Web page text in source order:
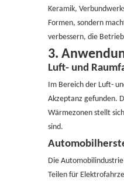
Keramik,
Formen, sondern
verbessern, die
3.
Luft- und
Im Bereich der Luft-
Akzeptanz gefunden.
Wärmezonen stellt
sind.
Die
Teilen für